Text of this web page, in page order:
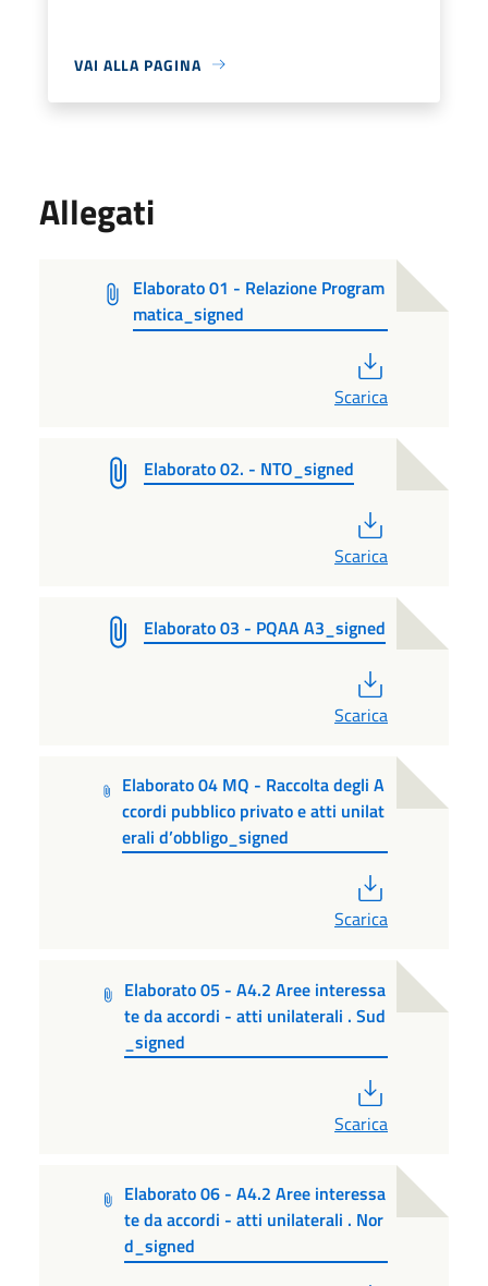
VAI ALLA PAGINA
Allegati
Elaborato 01 - Relazione Program
matica_signed
Scarica
Elaborato 02. - NTO_signed
Scarica
Elaborato 03 - PQAA A3_signed
Scarica
Elaborato 04 MQ - Raccolta degli A
ccordi pubblico privato e atti unilat
erali d’obbligo_signed
Scarica
Elaborato 05 - A4.2 Aree interessa
te da accordi - atti unilaterali . Sud
_signed
Scarica
Elaborato 06 - A4.2 Aree interessa
te da accordi - atti unilaterali . Nor
d_signed